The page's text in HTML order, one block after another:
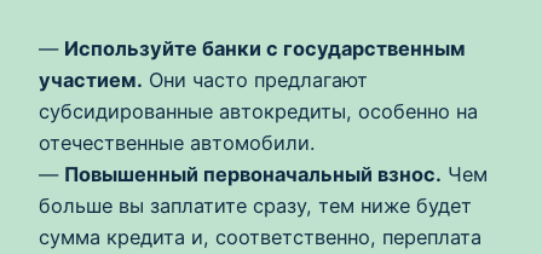
— Используйте банки с государственным
участием. Они часто предлагают
субсидированные автокредиты, особенно на
отечественные автомобили.
— Повышенный первоначальный взнос. Чем
больше вы заплатите сразу, тем ниже будет
сумма кредита и, соответственно, переплата